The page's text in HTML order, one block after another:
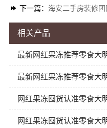
下一篇： 海安二手房装修团队-
相关产品
最新网红果冻推荐零食大
最新网红果冻推荐零食大
网红果冻囤货认准零食大
网红果冻囤货认准零食大